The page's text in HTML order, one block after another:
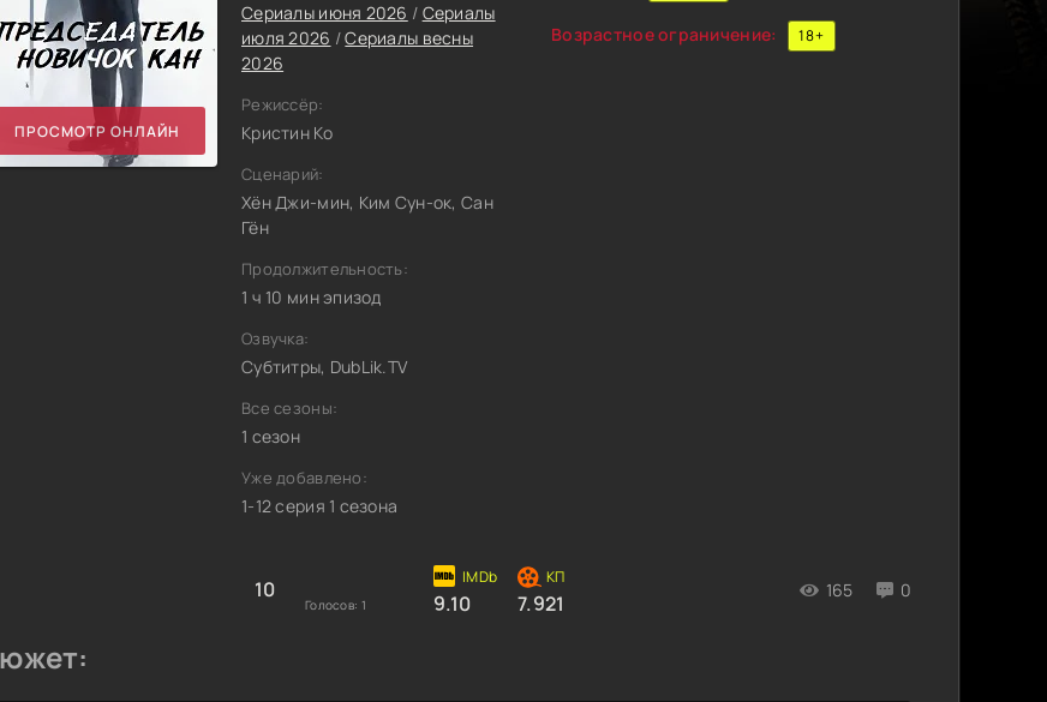
ПРОСМОТР ОНЛАЙН
Сериалы июня 2026 / Сериалы
июля 2026 /Сериалы весны
2026
Режиссёр:
Кристин Ко
Сценарий:
Хён Джи-мин, Ким Сун-ок, Сан
Гён
Продолжительность:
1 ч 10 мин эпизод
Озвучка:
Субтитры, DubLik.TV
Все сезоны:
1 сезон
Уже добавлено:
1-12 серия 1 сезона
10
Голосов: 1 9.10 7.921
165 0
Возрастное ограничение: 18+